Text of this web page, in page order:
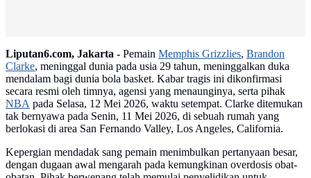
Liputan6.com, Jakarta - Pemain Memphis Grizzlies, Brandon
Clarke, meninggal dunia pada usia 29 tahun, meninggalkan duka
mendalam bagi dunia bola basket. Kabar tragis ini dikonfirmasi
secara resmi oleh timnya, agensi yang menaunginya, serta pihak
NBA pada Selasa, 12 Mei 2026, waktu setempat. Clarke ditemukan
tak bernyawa pada Senin, 11 Mei 2026, di sebuah rumah yang
berlokasi di area San Fernando Valley, Los Angeles, California.
Kepergian mendadak sang pemain menimbulkan pertanyaan besar,
dengan dugaan awal mengarah pada kemungkinan overdosis obat-